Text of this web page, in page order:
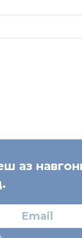
аз